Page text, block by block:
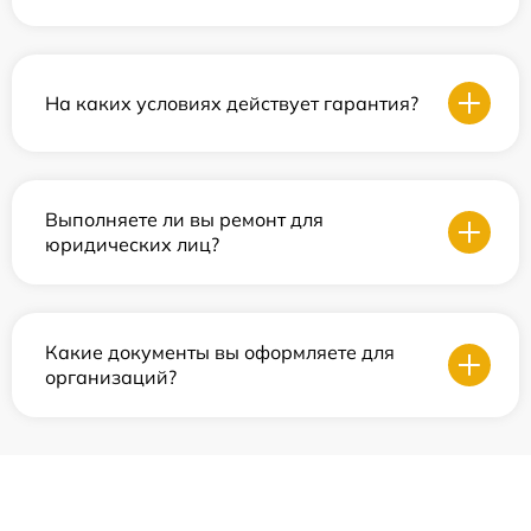
На каких условиях действует гарантия?
Выполняете ли вы ремонт для
юридических лиц?
Какие документы вы оформляете для
организаций?